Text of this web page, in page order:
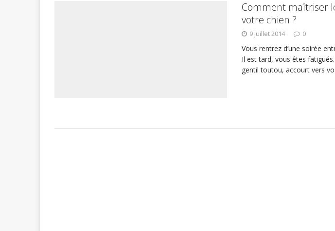
Comment maîtriser
votre chien ?
9 juillet 2014 0
Vous rentrez d’une soirée
Il est tard, vous êtes
gentil toutou, accourt vers